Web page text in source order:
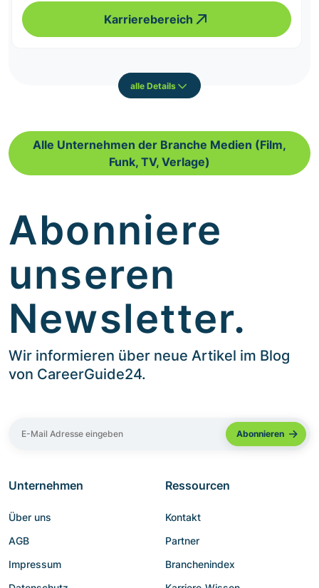
Karrierebereich
alle Details
Alle Unternehmen der Branche Medien (Film,
Funk, TV, Verlage)
Abonniere
unseren
Newsletter.
Wir informieren über neue Artikel im Blog
von CareerGuide24.
Unternehmen
Über uns
AGB
Impressum
Ressourcen
Kontakt
Partner
Branchenindex